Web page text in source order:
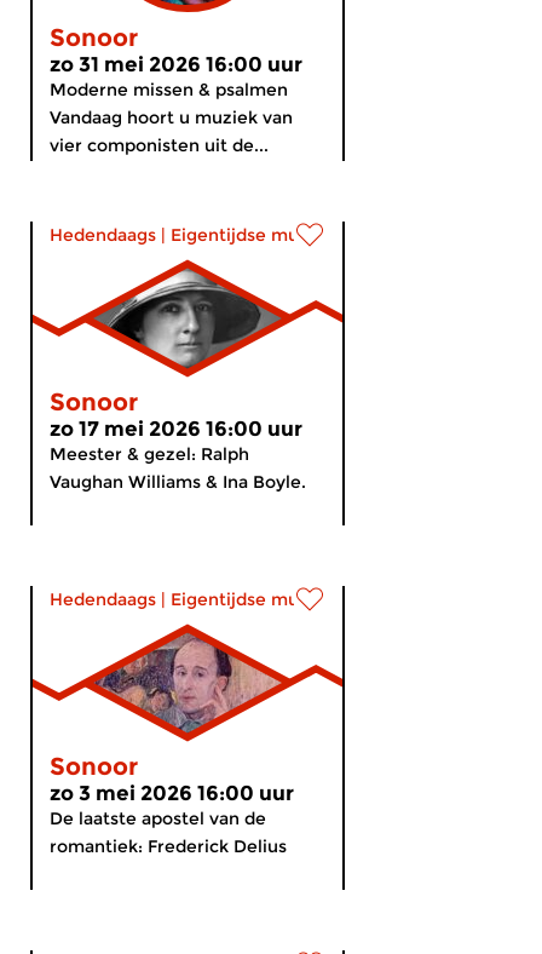
Sonoor
zo 31 mei 2026 16:00 uur
Moderne missen & psalmen
Vandaag hoort u muziek van
vier componisten uit de...
Hedendaags | Eigentijdse muziek
Sonoor
zo 17 mei 2026 16:00 uur
Meester & gezel: Ralph
Vaughan Williams & Ina Boyle.
Hedendaags | Eigentijdse muziek
Sonoor
zo 3 mei 2026 16:00 uur
De laatste apostel van de
romantiek: Frederick Delius